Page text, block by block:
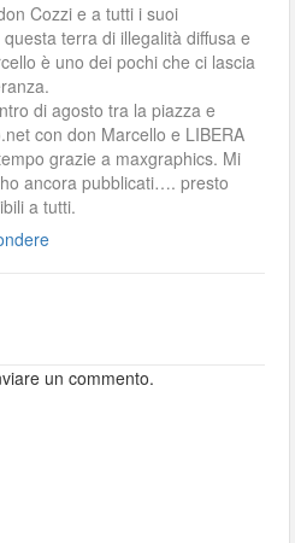
Cozzi e a tutti i suoi
terra di illegalità diffusa e
è uno dei pochi che ci lascia
di agosto tra la piazza e
con don Marcello e LIBERA
grazie a maxgraphics. Mi
ancora pubblicati…. presto
a tutti.
un commento.